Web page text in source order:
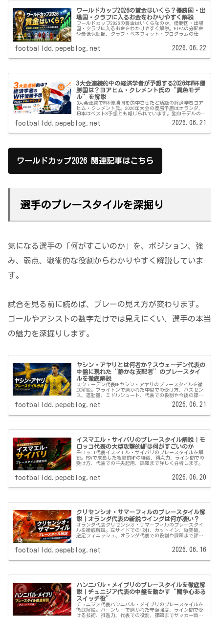
ワールドカップ2026の賞金はいくら？優勝国・出
場国・クラブに入るお金をわかりやすく解説
ワールドカップ2026の賞金はいくらなのか、優勝国・出場
国・クラブに入るお金をわかりやすく解説。FIFAの分配金
や最低保証額、クラブ・ベネフィット・プログラムの仕組
footballdd.pepeblog.net 2026.06.22
3大会連続的中の経済学者が予想する2026年W杯優
勝国は？ヨアヒム・クレメント氏の“異色モデ
ル”を解説
3大会連続でW杯優勝国を的中させたと話題の経済学者ヨア
ヒム・クレメント氏。2026年大会の優勝予想はオランダ、
日本はベスト8予想とも報じられています。独自モデルの中
footballdd.pepeblog.net 2026.06.21
ワールドカップ2026 関連記事はこちら
選手のプレースタイルを深掘り
気になる選手の「何がすごいのか」を、ポジション、強
み、弱点、戦術的な役割からわかりやすく解説していま
す。
試合を見る前に読めば、プレーの見え方が変わります。
ゴールやアシストの数字だけでは見えにくい、選手の本当
の魅力を深掘りします。
ヤシン・アヤリとは何者か？スウェーデン代表の
中盤に現れた“静かな支配者”のプレースタイ
ルを徹底解説
スウェーデン代表MFヤシン・アヤリのプレースタイルを徹
底解説。ブライトンで磨かれた中盤での受け方、パスセン
ス、運動量、ミドルシュート、代表での役割や今後の課題
footballdd.pepeblog.net 2026.06.21
イスマエル・サイバリのプレースタイル解説｜モ
ロッコ代表の大型攻撃的MFは何がすごいのか
モロッコ代表イスマエル・サイバリのプレースタイルを解
説。PSVで成長した攻撃的MFの特徴、得点力、ライン間での
受け方、代表での中央起用、課題まで詳しく分析します。
footballdd.pepeblog.net 2026.06.20
クリセンシオ・サマーフィルのプレースタイル解
説｜オランダ代表の新鋭ウイングは何が凄い？
オランダ代表クリセンシオ・サマーフィルのプレースタイ
ルを徹底解説。左サイドでの1対1、カットイン、縦突破、
逆足フィニッシュ、オランダ代表での役割や課題まで詳し
footballdd.pepeblog.net 2026.06.16
ハンニバル・メイブリのプレースタイルを徹底解
説｜チュニジア代表の中盤を動かす“闘争心ある
スイッチ役”
チュニジア代表ハンニバル・メイブリのプレースタイルを
徹底解説。バーンリーで磨かれた守備強度、ライン間で受
ける技術、推進力、代表での役割、課題までサッカー戦術